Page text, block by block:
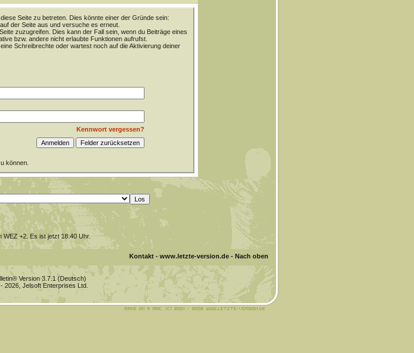
Seite zu betreten. Dies könnte einer der Gründe sein:
der Seite aus und versuche es erneut.
zuzugreifen. Dies kann der Fall sein, wenn du Beiträge eines
bzw. andere nicht erlaubte Funktionen aufrufst.
Schreibrechte oder wartest noch auf die Aktivierung deiner
Kennwort vergessen?
können.
WEZ +2. Es ist jetzt18:40Uhr.
Kontakt- www.letzte-version.de- Nach oben
Version 3.7.1 (Deutsch)
2026, Jelsoft Enterprises Ltd.